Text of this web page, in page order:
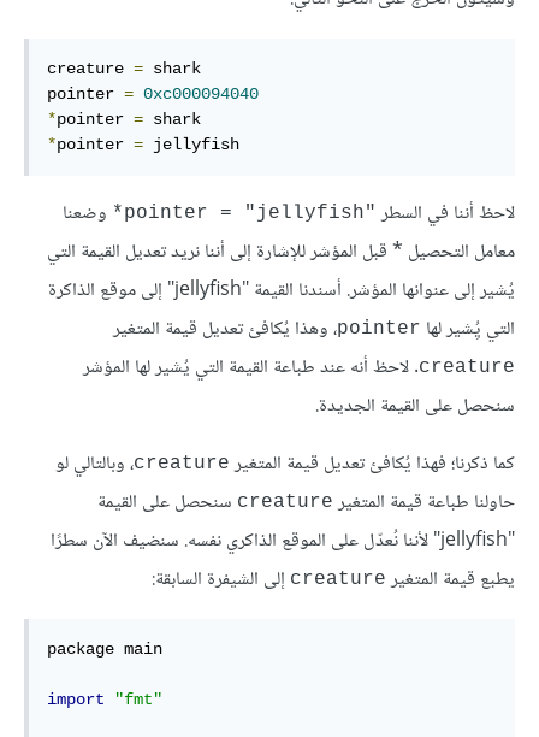
creature = shark
pointer = 0xc000094040
*pointer =
*pointer = jellyfish
لاحظ أننا في السطر "pointer = "jellyfish*
وضعنا
معامل التحصيل * قبل المؤشر للإشارة إلى أننا نريد تعديل القيمة التي
يُشير إلى عنوانها المؤشر. أسندنا القيمة "jellyfish" إلى موقع الذاكرة
التي يُِشير لها pointer، وهذا يُكافئ تعديل قيمة المتغير
creature. لاحظ أنه عند طباعة القيمة التي يُشير لها المؤشر
سنحصل على القيمة الجديدة.
كما ذكرنا؛ فهذا يُكافئ تعديل قيمة المتغير creature، وبالتالي لو
حاولنا طباعة قيمة المتغير creature سنحصل على القيمة
"jellyfish" لأننا نُعدّل على الموقع الذاكري نفسه. سنضيف الآن سطرًا
يطبع قيمة المتغير creature إلى الشيفرة السابقة:
package main
import "fmt"